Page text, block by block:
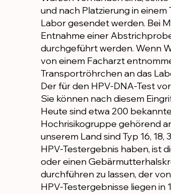
und nach Platzierung in
Labor gesendet werden. Bei
Entnahme einer
durchgeführt werden. Wenn
von einem Facharzt
Transportröhrchen an das
Der für den HPV-DNA-Test
Sie können nach diesem
Heute sind etwa 200
Hochrisikogruppe gehörend
unserem Land sind Typ 16, 18,
HPV-Testergebnis haben, ist
oder einen
durchführen zu lassen, der
HPV-Testergebnisse liegen in